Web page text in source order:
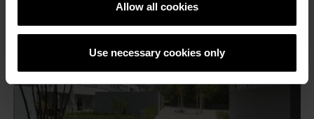
Allow all cookies
Use necessary cookies only